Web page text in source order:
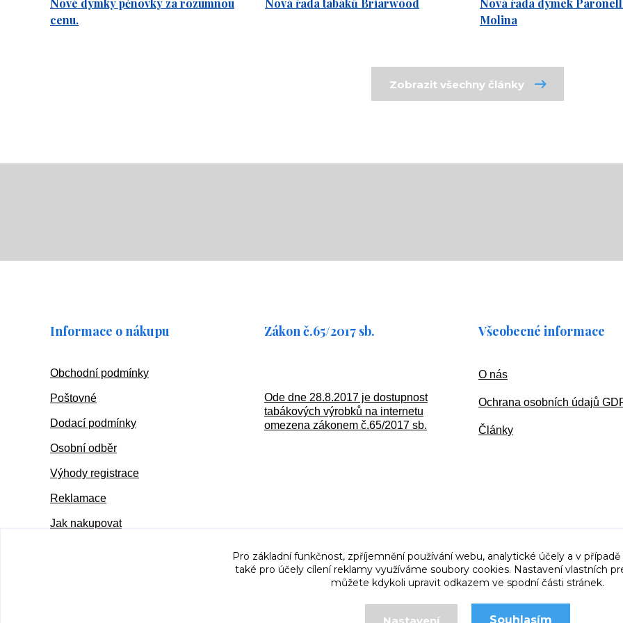
Nové dýmky pěnovky za rozumnou
cenu.
Nová řada tabáků Briarwood
Nová řada dýmek
Molina
Zobrazit všechny články
Informace o nákupu
Obchodní podmínky
Poštovné
Dodací podmínky
Osobní odběr
Výhody registrace
Reklamace
Jak nakupovat
Zákon č.65/2017 sb.
Ode dne 28.8.2017 je dostupnost
tabákových výrobků na internetu
omezena zákonem č.65/2017 sb.
Všeobecné informace
O nás
Ochrana osobních údajů
Články
Pro základní funkčnost, zpříjemnění používání webu, analytické účely a v případě
také pro účely cílení reklamy využíváme soubory cookies. Nastavení vlastních
můžete kdykoli upravit odkazem ve spodní části stránek.
Nastavení Souhlasím